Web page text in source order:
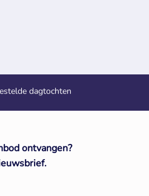
dagtochten
ontvangen?